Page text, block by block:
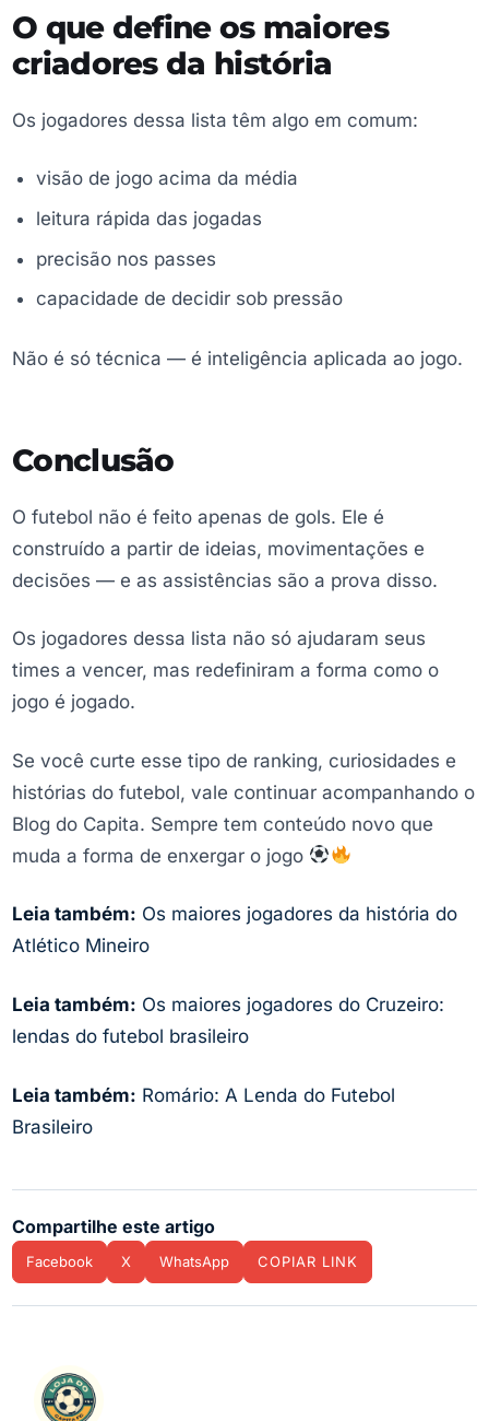
O que define os maiores
criadores da história
Os jogadores dessa lista têm algo em comum:
visão de jogo acima da média
leitura rápida das jogadas
precisão nos passes
capacidade de decidir sob pressão
Não é só técnica — é inteligência aplicada ao jogo.
Conclusão
O futebol não é feito apenas de gols. Ele é
construído a partir de ideias, movimentações e
decisões — e as assistências são a prova disso.
Os jogadores dessa lista não só ajudaram seus
times a vencer, mas redefiniram a forma como o
jogo é jogado.
Se você curte esse tipo de ranking, curiosidades e
histórias do futebol, vale continuar acompanhando o
Blog do Capita. Sempre tem conteúdo novo que
muda a forma de enxergar o jogo
Leia também: Os maiores jogadores da história do
Atlético Mineiro
Leia também: Os maiores jogadores do Cruzeiro:
lendas do futebol brasileiro
Leia também: Romário: A Lenda do Futebol
Brasileiro
Compartilhe este artigo
Facebook X WhatsApp COPIAR LINK